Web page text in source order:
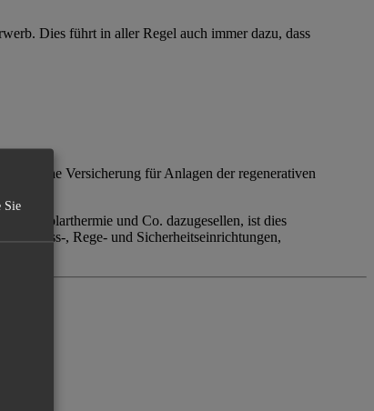
Dies führt in aller Regel auch immer dazu, dass
Versicherung für Anlagen der regenerativen
Solarthermie und Co. dazugesellen, ist dies
Mess-, Rege- und Sicherheitseinrichtungen,
Sie